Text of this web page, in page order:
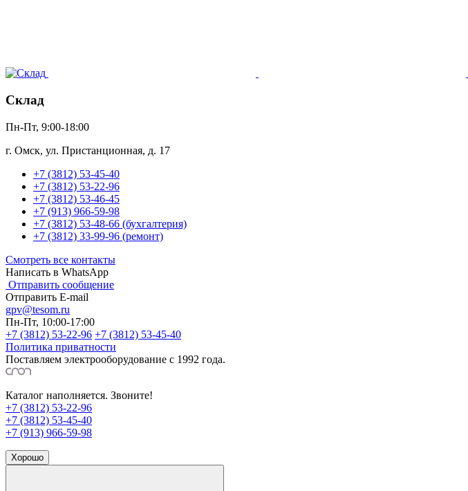
Склад
Пн-Пт, 9:00-18:00
г. Омск, ул. Пристанционная, д. 17
+7 (3812) 53-45-40
+7 (3812) 53-22-96
+7 (3812) 53-46-45
+7 (913) 966-59-98
+7 (3812) 53-48-66 (бухгалтерия)
+7 (3812) 33-99-96 (ремонт)
Смотреть все контакты
Написать в WhatsApp
Отправить сообщение
Отправить E-mail
gpv@tesom.ru
Пн-Пт, 10:00-17:00
+7 (3812) 53-22-96 +7 (3812) 53-45-40
Политика приватности
Поставляем электрооборудование с 1992 года.
Каталог наполняется. Звоните!
+7 (3812) 53-22-96
+7 (3812) 53-45-40
+7 (913) 966-59-98
Хорошо